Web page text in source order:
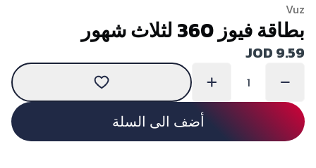
Vuz
بطاقة فيوز 360 لثلاث شهور
JOD 9.59
أضف الى السلة